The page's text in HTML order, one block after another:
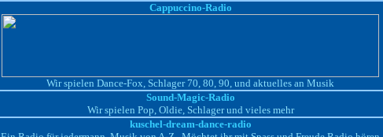
Cappuccino-Radio
Wir spielen Dance-Fox, Schlager 70, 80, 90, und aktuelles an Musik
Sound-Magic-Radio
Wir spielen Pop, Oldie, Schlager und vieles mehr
kuschel-dream-dance-radio